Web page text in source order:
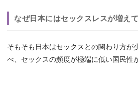
なぜ日本にはセックスレスが増え
そもそも日本はセックスとの関わり方が
べ、セックスの頻度が極端に低い国民性